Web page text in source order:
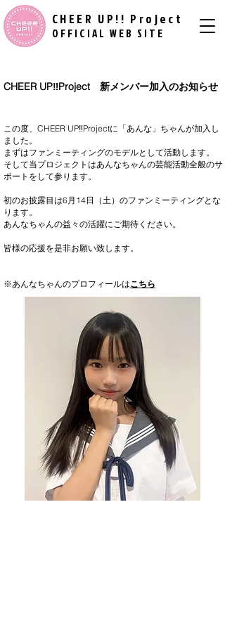
CHEER UP!! Project ​ ​
OFFICIAL WEB SITE
CHEER UP‼Project 新メンバー加入のお知らせ
この度、CHEER UP‼Projectに「あんな」ちゃんが加入し
ました。
まずはファンミーティングのモデルとして活動します。
そして当プロジェクトはあんなちゃんの芸能活動全般のサ
ポートをして参ります。
初のお披露目は6月14日（土）のファンミーティングとな
ります。
あんなちゃんの益々の活躍にご期待ください。
皆様の応援を是非お願い致します。
※あんなちゃんのプロフィールはこちら